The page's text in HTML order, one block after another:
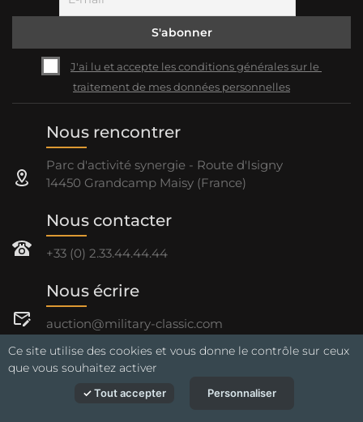
J'ai lu et accepte les conditions générales sur le
traitement de mes données personnelles
Nous rencontrer
Parc d'activité synergie - Route d'Isigny
14450 Grandcamp Maisy (France)
Nous contacter
+33 (0) 2.33.44.44.44
Nous écrire
auction@military-classic.com
Mentions légales
Politique de protection des données
Ce site utilise des cookies et vous donne le contrôle sur ceux
que vous souhaitez activer
Tout accepter Personnaliser